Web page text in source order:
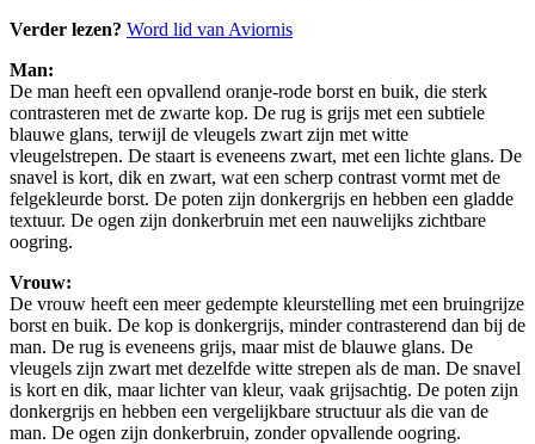
Verder lezen? Word lid van Aviornis
Man:
De man heeft een opvallend oranje-rode borst en buik, die sterk
contrasteren met de zwarte kop. De rug is grijs met een subtiele
blauwe glans, terwijl de vleugels zwart zijn met witte
vleugelstrepen. De staart is eveneens zwart, met een lichte glans. De
snavel is kort, dik en zwart, wat een scherp contrast vormt met de
felgekleurde borst. De poten zijn donkergrijs en hebben een gladde
textuur. De ogen zijn donkerbruin met een nauwelijks zichtbare
oogring.
Vrouw:
De vrouw heeft een meer gedempte kleurstelling met een bruingrijze
borst en buik. De kop is donkergrijs, minder contrasterend dan bij de
man. De rug is eveneens grijs, maar mist de blauwe glans. De
vleugels zijn zwart met dezelfde witte strepen als de man. De snavel
is kort en dik, maar lichter van kleur, vaak grijsachtig. De poten zijn
donkergrijs en hebben een vergelijkbare structuur als die van de
man. De ogen zijn donkerbruin, zonder opvallende oogring.